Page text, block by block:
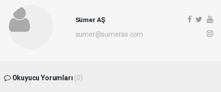
Sümer AŞ
sumer@sumeras.com
Okuyucu Yorumları (0)